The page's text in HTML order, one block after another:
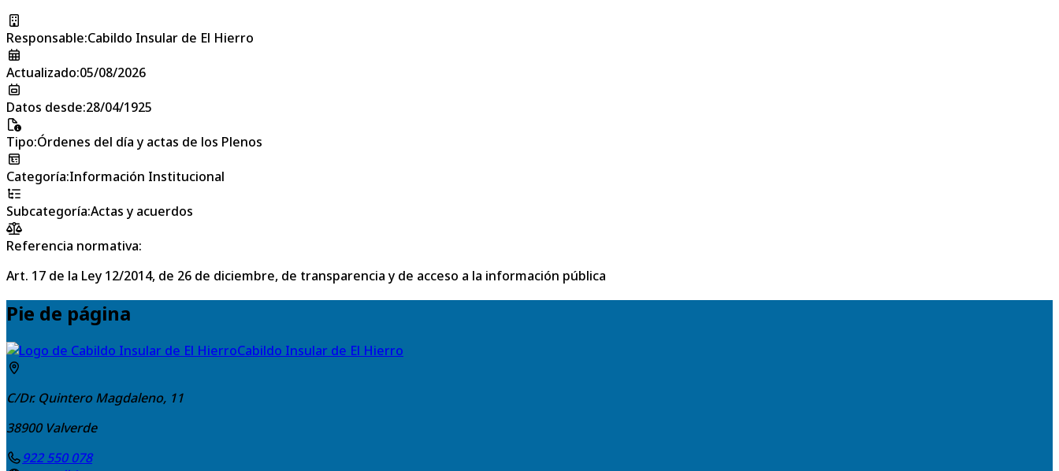
Responsable:Cabildo Insular de El Hierro
Actualizado:05/08/2026
Datos desde:28/04/1925
Tipo:Órdenes del día y actas de los Plenos
Categoría:Información Institucional
Subcategoría:Actas y acuerdos
Referencia normativa:
Art. 17 de la Ley 12/2014, de 26 de diciembre, de transparencia y de acceso a la información pública
Pie de página
Cabildo Insular de El Hierro
C/Dr. Quintero Magdaleno, 11
38900 Valverde
922 550 078